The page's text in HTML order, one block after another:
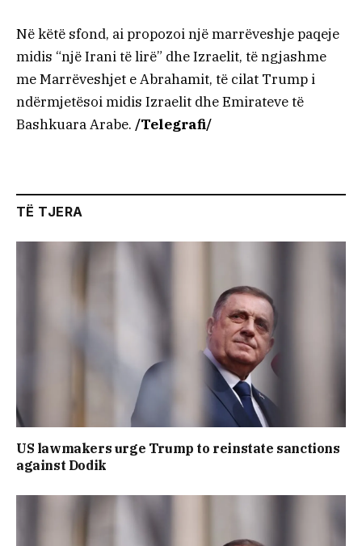
Në këtë sfond, ai propozoi një marrëveshje paqeje
midis “një Irani të lirë” dhe Izraelit, të ngjashme
me Marrëveshjet e Abrahamit, të cilat Trump i
ndërmjetësoi midis Izraelit dhe Emirateve të
Bashkuara Arabe. /Telegrafi/
TË TJERA
US lawmakers urge Trump to reinstate sanctions
against Dodik